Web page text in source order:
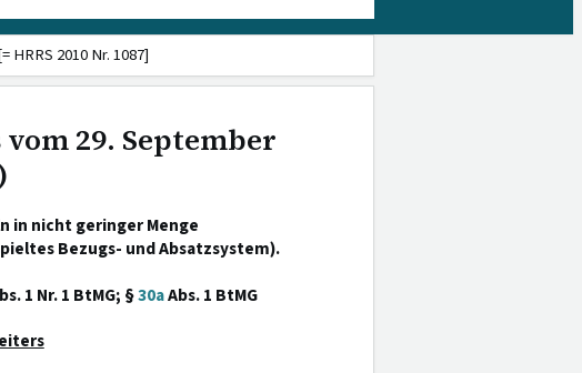
HRRS 2010 Nr. 1087]
vom 29. September
in nicht geringer Menge
Bezugs- und Absatzsystem).
1 Nr. 1 BtMG; §30aAbs. 1 BtMG